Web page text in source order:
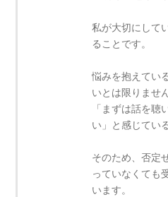
私が大切にして
ることです。
悩みを抱えてい
いとは限りませ
「まずは話を聴
い」と感じてい
そのため、否定
っていなくても
います。